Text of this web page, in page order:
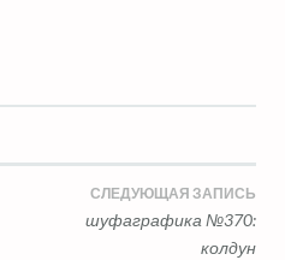
СЛЕДУЮЩАЯ ЗАПИСЬ
шуфаграфика №370:
колдун